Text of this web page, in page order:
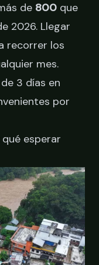
de 800 que
2026. Llegar
recorrer los
mes.
3 días en
por
esperar